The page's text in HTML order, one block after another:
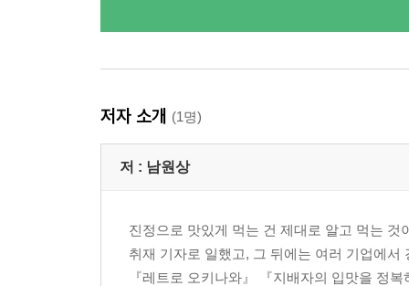
저자 소개 (1명)
저 : 남원상
진정으로 맛있게 먹는 건 제대로 알고 먹는
취재 기자로 일했고, 그 뒤에는 여러 기업에
『레트로 오키나와』 『지배자의 입맛을 정